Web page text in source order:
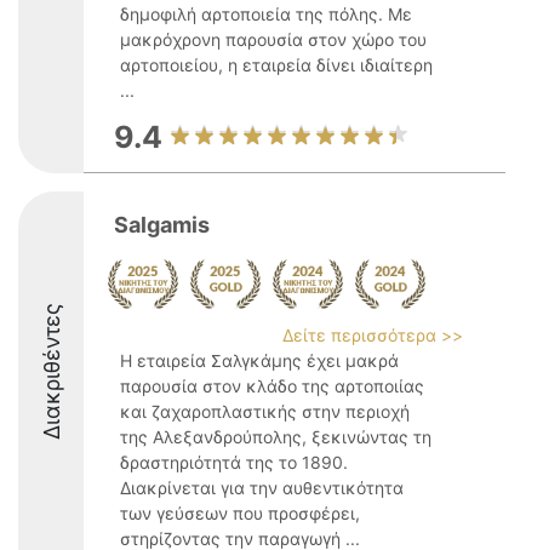
δημοφιλή αρτοποιεία της πόλης. Με
μακρόχρονη παρουσία στον χώρο του
αρτοποιείου, η εταιρεία δίνει ιδιαίτερη
...
9.4
Διακριθέντες
Salgamis
Δείτε περισσότερα >>
Η εταιρεία Σαλγκάμης έχει μακρά
παρουσία στον κλάδο της αρτοποιίας
και ζαχαροπλαστικής στην περιοχή
της Αλεξανδρούπολης, ξεκινώντας τη
δραστηριότητά της το 1890.
Διακρίνεται για την αυθεντικότητα
των γεύσεων που προσφέρει,
στηρίζοντας την παραγωγή ...